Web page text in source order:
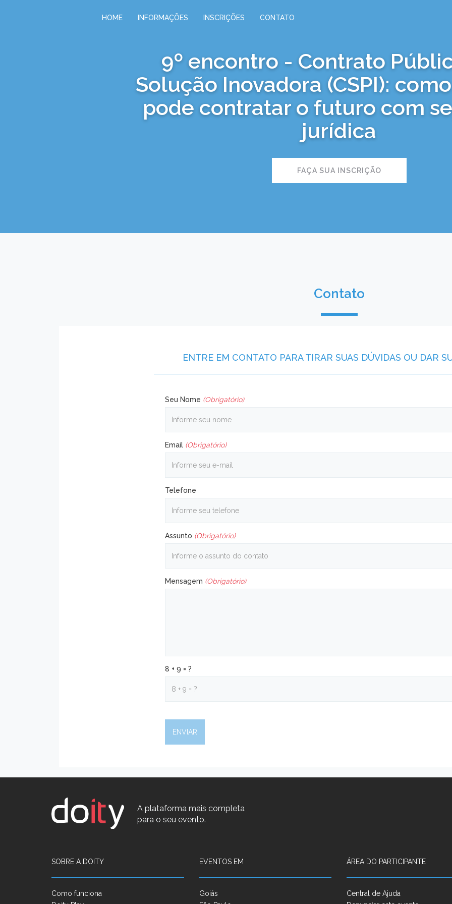
HOME INFORMAÇÕES INSCRIÇÕES CONTATO
9º encontro - Contrato
Solução Inovadora (CSPI):
pode contratar o futuro com
jurídica
FAÇA SUA INSCRIÇÃO
Contato
ENTRE EM CONTATO PARA TIRAR SUAS DÚVIDAS OU DAR
Seu Nome (Obrigatório)
Email (Obrigatório)
Telefone
Assunto (Obrigatório)
Mensagem (Obrigatório)
8 + 9 = ?
A plataforma mais completa
para o seu evento.
SOBRE A DOITY
Como funciona
EVENTOS EM
Goiás
ÁREA DO PARTICIPANTE
Central de Ajuda